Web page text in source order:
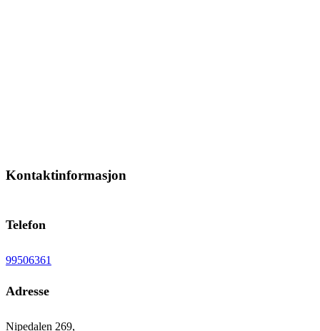
Kontaktinformasjon
Telefon
99506361
Adresse
Nipedalen 269,